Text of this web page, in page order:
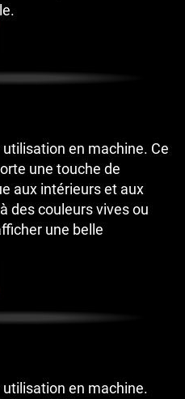
en machine. Ce
une touche de
aux intérieurs et aux
des couleurs vives ou
une belle
en machine.